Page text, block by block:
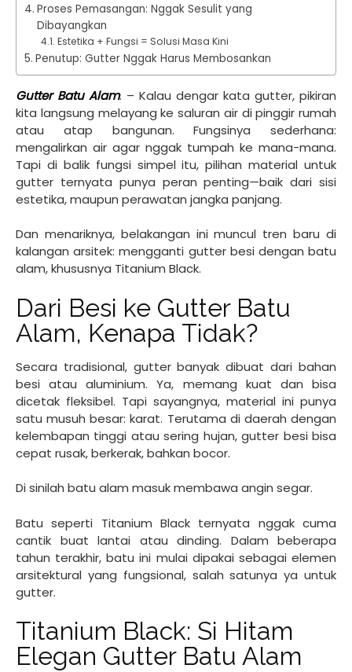
Proses Pemasangan: Nggak Sesulit yang
Dibayangkan
Estetika + Fungsi = Solusi Masa Kini
Penutup: Gutter Nggak Harus Membosankan
Gutter Batu Alam. – Kalau dengar kata gutter, pikiran
kita langsung melayang ke saluran air di pinggir rumah
atau atap bangunan. Fungsinya sederhana:
mengalirkan air agar nggak tumpah ke mana-mana.
Tapi di balik fungsi simpel itu, pilihan material untuk
gutter ternyata punya peran penting—baik dari sisi
estetika, maupun perawatan jangka panjang.
Dan menariknya, belakangan ini muncul tren baru di
kalangan arsitek: mengganti gutter besi dengan batu
alam, khususnya Titanium Black.
Dari Besi ke Gutter Batu
Alam, Kenapa Tidak?
Secara tradisional, gutter banyak dibuat dari bahan
besi atau aluminium. Ya, memang kuat dan bisa
dicetak fleksibel. Tapi sayangnya, material ini punya
satu musuh besar: karat. Terutama di daerah dengan
kelembapan tinggi atau sering hujan, gutter besi bisa
cepat rusak, berkerak, bahkan bocor.
Di sinilah batu alam masuk membawa angin segar.
Batu seperti Titanium Black ternyata nggak cuma
cantik buat lantai atau dinding. Dalam beberapa
tahun terakhir, batu ini mulai dipakai sebagai elemen
arsitektural yang fungsional, salah satunya ya untuk
gutter.
Titanium Black: Si Hitam
Elegan Gutter Batu Alam